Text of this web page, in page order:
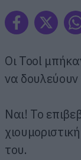
Οι Tool
να
Ναι! Το
του.